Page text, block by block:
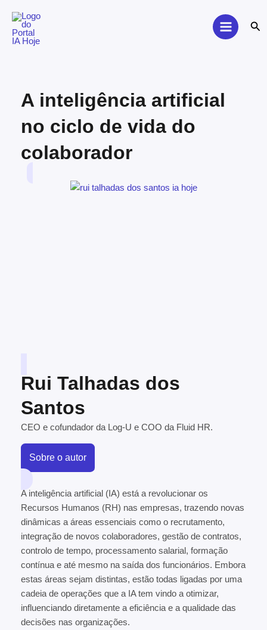
content
A inteligência artificial
no ciclo de vida do
colaborador
Rui Talhadas dos
Santos
CEO e cofundador da Log-U e COO da Fluid HR.
Sobre o autor
A inteligência artificial (IA) está a revolucionar os
Recursos Humanos (RH) nas empresas, trazendo novas
dinâmicas a áreas essenciais como o recrutamento,
integração de novos colaboradores, gestão de contratos,
controlo de tempo, processamento salarial, formação
contínua e até mesmo na saída dos funcionários. Embora
estas áreas sejam distintas, estão todas ligadas por uma
cadeia de operações que a IA tem vindo a otimizar,
influenciando diretamente a eficiência e a qualidade das
decisões nas organizações.